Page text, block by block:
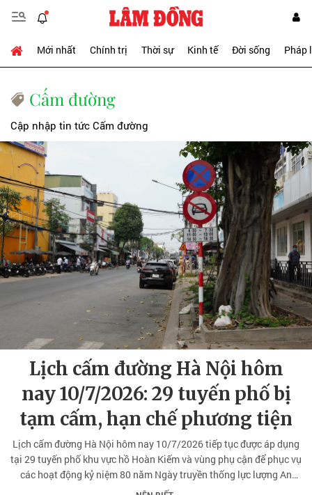
Mới nhất Chính trị Thời sự Kinh tế Đời sống Pháp
Cấm đường
Cập nhập tin tức Cấm đường
Lịch cấm đường Hà Nội hôm
nay 10/7/2026: 29 tuyến phố bị
tạm cấm, hạn chế phương tiện
Lịch cấm đường Hà Nội hôm nay 10/7/2026 tiếp tục được áp dụng
tại 29 tuyến phố khu vực hồ Hoàn Kiếm và vùng phụ cận để phục vụ
các hoạt động kỷ niệm 80 năm Ngày truyền thống lực lượng An
ninh nhân dân.